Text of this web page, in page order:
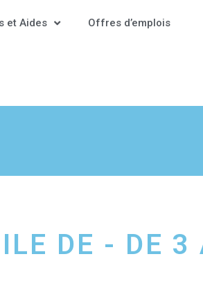
et Aides Offres d’emplois
DE - DE 3